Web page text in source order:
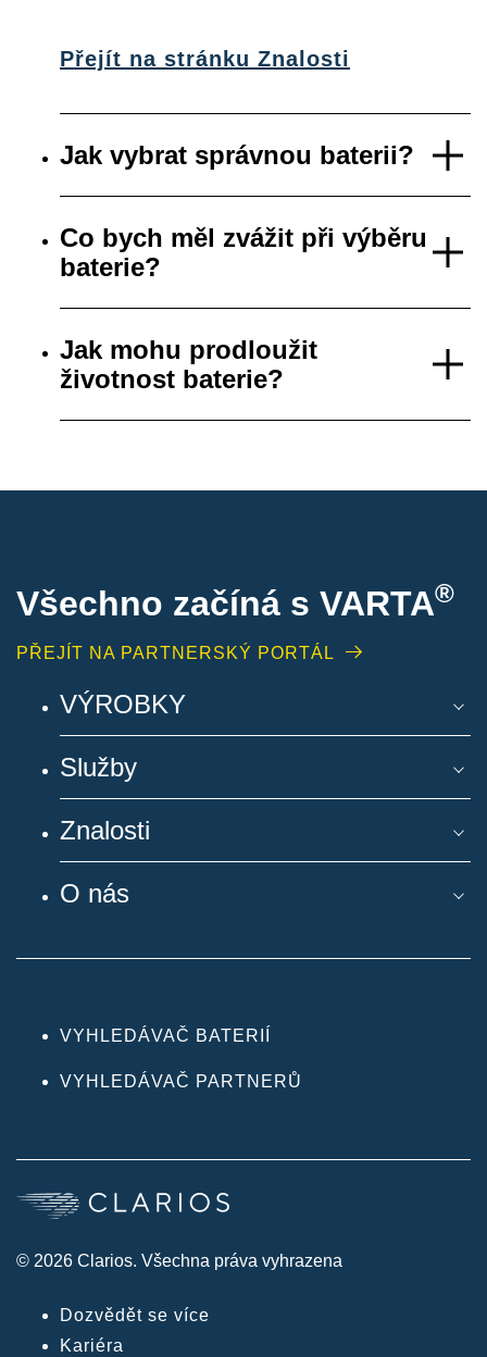
Přejít na stránku Znalosti
Jak vybrat správnou baterii?
Co bych měl zvážit při výběru
baterie?
Jak mohu prodloužit
životnost baterie?
Všechno začíná s VARTA®
PŘEJÍT NA PARTNERSKÝ PORTÁL
VÝROBKY
Služby
Znalosti
O nás
VYHLEDÁVAČ BATERIÍ
VYHLEDÁVAČ PARTNERŮ
© 2026 Clarios. Všechna práva vyhrazena
Dozvědět se více
Kariéra